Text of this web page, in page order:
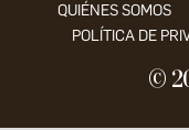
QUIÉNES SOMOS
POLÍTICA DE
©